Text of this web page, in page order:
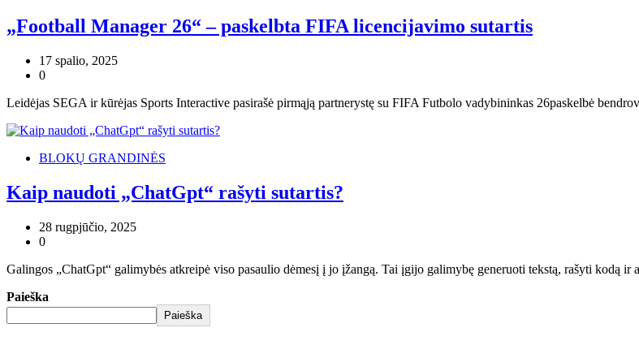
„Football Manager 26“ – paskelbta FIFA licencijavimo sutartis
17 spalio, 2025
0
Leidėjas SEGA ir kūrėjas Sports Interactive pasirašė pirmąją partnerystę su FIFA Futbolo vadybininkas 26paskelbė
BLOKŲ GRANDINĖS
Kaip naudoti „ChatGpt“ rašyti sutartis?
28 rugpjūčio, 2025
0
Galingos „ChatGpt“ galimybės atkreipė viso pasaulio dėmesį į jo įžangą. Tai įgijo galimybę generuoti tekstą, rašyti kodą
Paieška
Paieška